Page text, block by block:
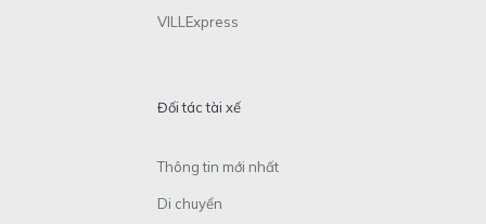
VILLExpress
Đối tác tài xế
Thông tin mới nhất
Di chuyển